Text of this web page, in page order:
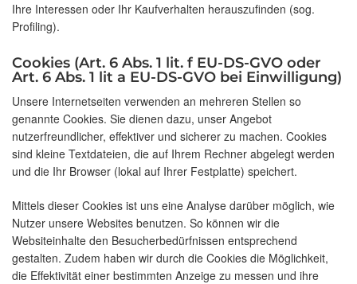
Ihre Interessen oder Ihr Kaufverhalten herauszufinden (sog.
Profiling).
Cookies (Art. 6 Abs. 1 lit. f EU-DS-GVO oder
Art. 6 Abs. 1 lit a EU-DS-GVO bei Einwilligung)
Unsere Internetseiten verwenden an mehreren Stellen so
genannte Cookies. Sie dienen dazu, unser Angebot
nutzerfreundlicher, effektiver und sicherer zu machen. Cookies
sind kleine Textdateien, die auf Ihrem Rechner abgelegt werden
und die Ihr Browser (lokal auf Ihrer Festplatte) speichert.
Mittels dieser Cookies ist uns eine Analyse darüber möglich, wie
Nutzer unsere Websites benutzen. So können wir die
Websiteinhalte den Besucherbedürfnissen entsprechend
gestalten. Zudem haben wir durch die Cookies die Möglichkeit,
die Effektivität einer bestimmten Anzeige zu messen und ihre